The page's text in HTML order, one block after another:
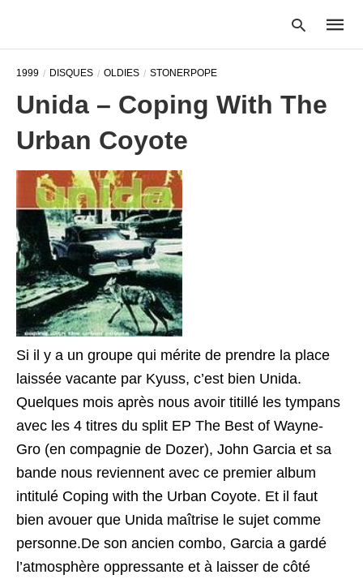
1999 DISQUES OLDIES STONERPOPE
Unida – Coping With The
Urban Coyote
Si il y a un groupe qui mérite de prendre la place
laissée vacante par Kyuss, c’est bien Unida.
Quelques mois après nous avoir titillé les tympans
avec les 4 titres du split EP The Best of Wayne-
Gro (en compagnie de Dozer), John Garcia et sa
bande nous reviennent avec ce premier album
intitulé Coping with the Urban Coyote. Et il faut
bien avouer que Unida maîtrise le sujet comme
personne.De son ancien combo, Garcia a gardé
l’atmosphère oppressante et à laisser de côté